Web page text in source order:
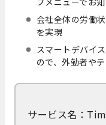
会社全体の労働
を実現
スマートデバイ
ので、外勤者や
サービス名：